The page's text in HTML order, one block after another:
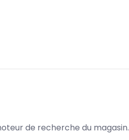
de recherche du magasin.